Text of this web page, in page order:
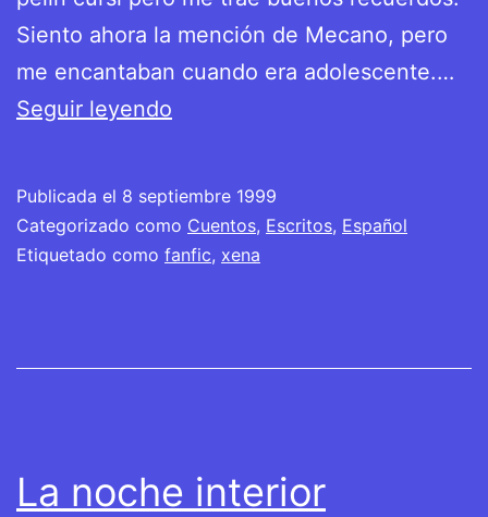
Siento ahora la mención de Mecano, pero
me encantaban cuando era adolescente.…
Seguir leyendo
corazón
Publicada el 8 septiembre 1999
Categorizado como Cuentos, Escritos, Español
Etiquetado como fanfic, xena
La noche interior